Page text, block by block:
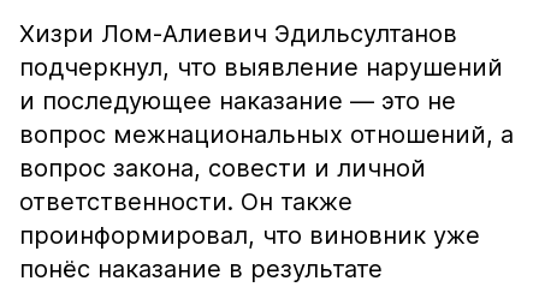
Хизри Лом-Алиевич Эдильсултанов
подчеркнул, что выявление нарушений
и последующее наказание — это не
вопрос межнациональных отношений, а
вопрос закона, совести и личной
ответственности. Он также
проинформировал, что виновник уже
понёс наказание в результате